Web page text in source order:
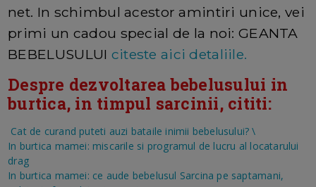
net. In schimbul acestor amintiri unice, vei
primi un cadou special de la noi: GEANTA
BEBELUSULUI citeste aici detaliile.
Despre dezvoltarea bebelusului in
burtica, in timpul sarcinii, cititi:
Cat de curand puteti auzi bataile inimii bebelusului? \
In burtica mamei: miscarile si programul de lucru al locatarului
drag
In burtica mamei: ce aude bebelusul Sarcina pe saptamani,